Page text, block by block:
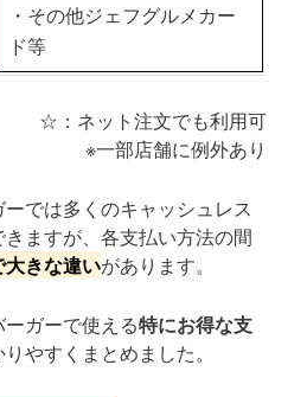
・その他ジェフグルメカー
ド等
☆：ネット注文でも利用可
※一部店舗に例外あり
では多くのキャッシュレス
ますが、各支払い方法の間
大きな違いがあります。
ガーで使える特にお得な支
やすくまとめました。